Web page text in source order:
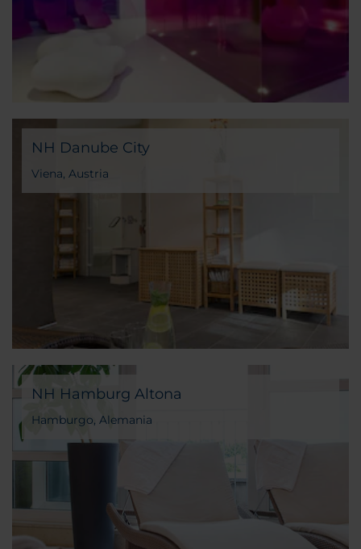
NH Danube City
Viena, Austria
NH Hamburg Altona
Hamburgo, Alemania